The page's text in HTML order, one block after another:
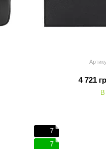
4 721
7
7